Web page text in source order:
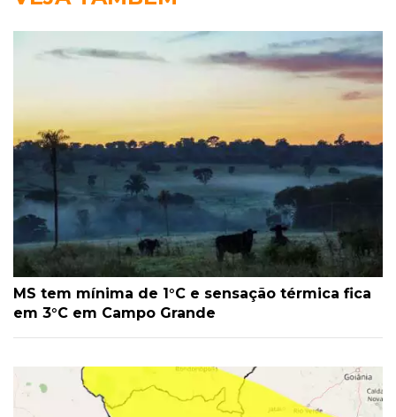
MS tem mínima de 1°C e sensação térmica fica
em 3°C em Campo Grande